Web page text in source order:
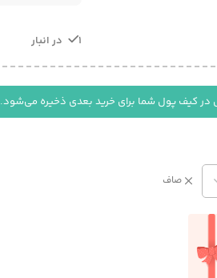
1 در انبار
در کیف پول شما برای خرید بعدی ذخیره می‌شود.
صاف